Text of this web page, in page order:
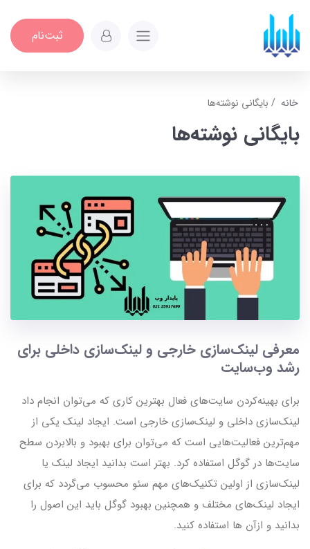
ثبت‌نام
خانه بایگانی نوشته‌ها
بایگانی نوشته‌ها
معرفی لینک‌سازی خارجی و لینک‌سازی داخلی برای
رشد وب‌سایت
برای بهینه‌کردن سایت‌های فعال بهترین کاری که می‌توان انجام داد
لینک‌سازی داخلی و لینک‌سازی خارجی است. ایجاد لینک یکی از
مهم‌ترین فعالیت‌هایی است که می‌توان برای بهبود و بالابردن سطح
سایت‌ها در گوگل استفاده کرد. بهتر است بدانید ایجاد لینک یا
لینک‌سازی از اولین تکنیک‌های مهم سئو محسوب می‌گردد که برای
ایجاد لینک‌های مختلف و همچنین بهبود گوگل باید این اصول را
بدانید و ازآن ها استفاده کنید.